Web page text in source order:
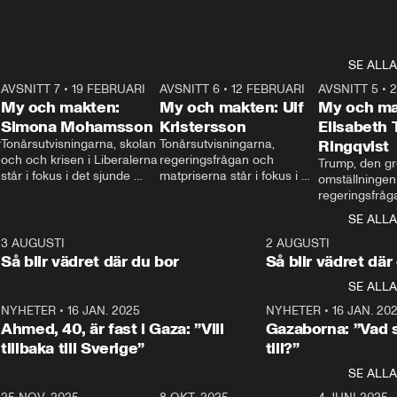
SE ALLA
24:30
AVSNITT 7• 19 FEBRUARI
My och makten:
Simona Mohamsson
Tonårsutvisningarna, skolan
och och krisen i Liberalerna
står i fokus i det sjunde
kommentator My
Rohwedder ställer
utbildnings- och
Mohamsson till svars.
27:30
AVSNITT 6 •12 FEBRUARI
My och makten: Ulf
Kristersson
Tonårsutvisningarna,
regeringsfrågan och
matpriserna står i fokus i
Rohwedder ställer
statsminister Ulf Kristersson
AVSNITT 5 •
My och
Elisabeth
Ringqvist
Trump, den
centrum i
avsnittet av
Makten”. Se
Aftonbladets
Rohwedder
Thand Ring
SE ALLA
3 AUGUSTI
Så blir vädret där du bor
2 AUGUSTI
Så blir vädret där
SE ALLA
NYHETER• 16 JAN. 2025
Ahmed, 40, är fast i Gaza: ”Vill
tillbaka till Sverige”
NYHETER• 16 JAN.
Gazaborna:
till?”
SE ALLA